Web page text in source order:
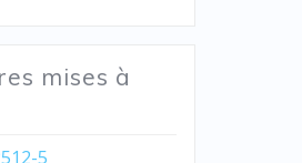
mises à
5